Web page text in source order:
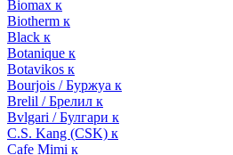
Biomax к
Biotherm к
Black к
Botanique к
Botavikos к
Bourjois / Буржуа к
Brelil / Брелил к
Bvlgari / Булгари к
C.S. Kang (CSK) к
Cafe Mimi к